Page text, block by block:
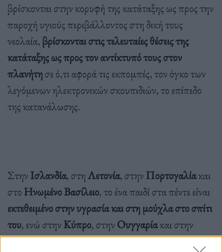
βρίσκονται στην κορυφή της κατάταξης ως προς την
παροχή υγιούς περιβάλλοντος στη δική τους
νεολαία, βρίσκονται στις τελευταίες θέσεις της
κατάταξης ως προς τον αντίκτυπό τους στον
πλανήτησε ό,τι αφορά τις εκπομπές, τον όγκο των
λεγόμενων ηλεκτρονικών σκουπιδιών, το επίπεδο
της κατανάλωσης.
ΣτηνΙσλανδία, στηΛετονία, στην Πορτογαλίακαι
στο Ηνωμένο Βασίλειο, το ένα παιδί στα πέντε είναι
εκτεθειμένο στην υγρασία και στη μούχλα στο σπίτι
του, ενώ στην Κύπρο, στην Ουγγαρίακαι στην
Τουρκίατο πρόβλημα αφορά πάνω από το ένα παιδί